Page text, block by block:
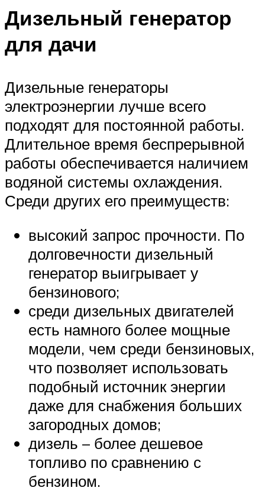
Дизельный генератор
для дачи
Дизельные генераторы
электроэнергии лучше всего
подходят для постоянной работы.
Длительное время беспрерывной
работы обеспечивается наличием
водяной системы охлаждения.
Среди других его преимуществ:
высокий запрос прочности. По
долговечности дизельный
генератор выигрывает у
бензинового;
среди дизельных двигателей
есть намного более мощные
модели, чем среди бензиновых,
что позволяет использовать
подобный источник энергии
даже для снабжения больших
загородных домов;
дизель – более дешевое
топливо по сравнению с
бензином.